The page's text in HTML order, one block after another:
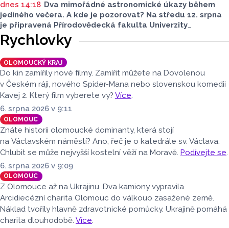
dnes 14:18 Dva mimořádné astronomické úkazy během
jediného večera. A kde je pozorovat? Na středu 12. srpna
je připravená Přírodovědecká fakulta Univerzity
Palackého i město Přerov. V Olomouci se otevře terasa,
v Přerově Hvězdárna. Na obou místech bude možné
pohlédnout na slunce speciální technikou.
Rychlovky
OLOMOUCKÝ KRAJ
Do kin zamířily nové filmy. Zamířit můžete na Dovolenou
v Českém ráji, nového Spider-Mana nebo slovenskou komedii
Kavej 2. Který film vyberete vy? Více.
6. srpna 2026 v 9:11
OLOMOUC
Znáte historii olomoucké dominanty, která stojí
na Václavském náměstí? Ano, řeč je o katedrále sv. Václava.
Chlubit se může nejvyšší kostelní věží na Moravě. Podívejte se
6. srpna 2026 v 9:09
OLOMOUC
Z Olomouce až na Ukrajinu. Dva kamiony vypravila
Arcidiecézní charita Olomouc do válkouo zasažené země.
Náklad tvořily hlavně zdravotnické pomůcky. Ukrajině pomáhá
charita dlouhodobě. Více.